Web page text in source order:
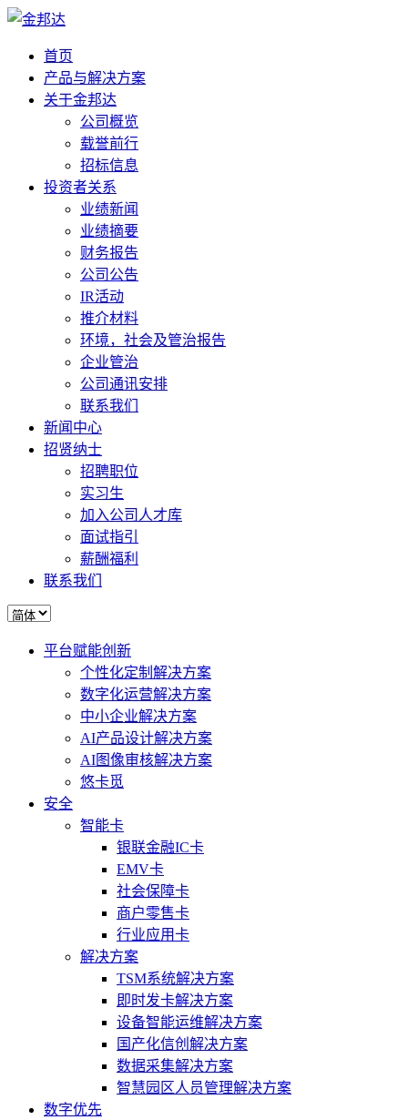
首页
产品与解决方案
关于金邦达
公司概览
载誉前行
招标信息
投资者关系
业绩新闻
业绩摘要
财务报告
公司公告
IR活动
推介材料
环境，社会及管治报告
企业管治
公司通讯安排
联系我们
新闻中心
招贤纳士
招聘职位
实习生
加入公司人才库
面试指引
薪酬福利
联系我们
平台赋能创新
个性化定制解决方案
数字化运营解决方案
中小企业解决方案
AI产品设计解决方案
AI图像审核解决方案
悠卡觅
安全
智能卡
银联金融IC卡
EMV卡
社会保障卡
商户零售卡
行业应用卡
解决方案
TSM系统解决方案
即时发卡解决方案
设备智能运维解决方案
国产化信创解决方案
数据采集解决方案
智慧园区人员管理解决方案
数字优先